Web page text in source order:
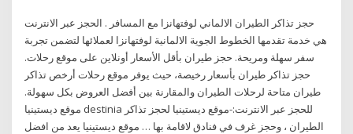
حجز تذاكر الطيران الالماني لوفتهانزا مع المسافر . الحجز عبر الانترنت
هي خدمة تقدمها الخطوط الجوية الالمانية لوفتهانزا لعملائها لتضمن تجربة
سفر سهلة ومريحة. حجز طيران بأقل الأسعار أونلاين على موقع رحلات.
حجز تذاكر طيران بأسعار رخيصة، حيث يوفر موقع رحلات أرخص تذاكر
طيران متاحة لرحلات الطيران والمقارنة بين أفضل العروض بكل سهولة.
موقع ديستينيا destinia للحجز عبر الانترنت:-موقع ديستينيا لحجز تذاكر
الطيران ، وحجز غرف في فنادق لاقامة بها … موقع ديستينيا يعد من افضل